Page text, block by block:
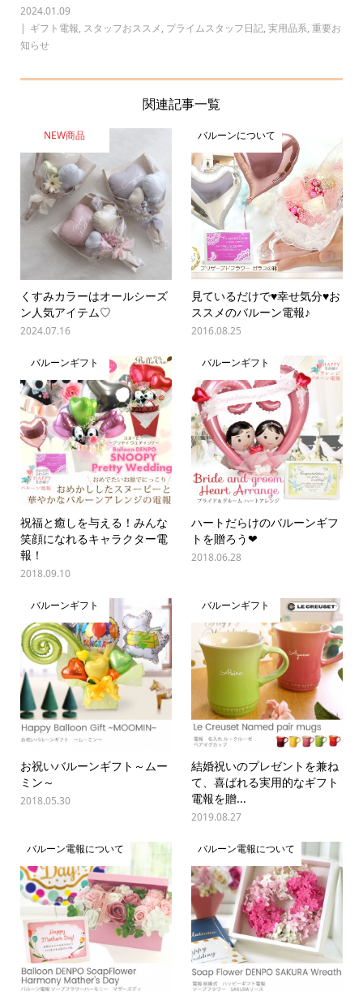
2024.01.09
ギフト電報, スタッフおススメ, プライムスタッフ日記, 実用品系, 重要お
知らせ
関連記事一覧
NEW商品
くすみカラーはオールシーズ
ン人気アイテム♡
2024.07.16
バルーンについて
見ているだけで♥幸せ気分♥お
ススメのバルーン電報♪
2016.08.25
バルーンギフト
祝福と癒しを与える！みんな
笑顔になれるキャラクター電
報！
2018.09.10
バルーンギフト
ハートだらけのバルーンギフ
トを贈ろう❤
2018.06.28
バルーンギフト
お祝いバルーンギフト～ムー
ミン～
2018.05.30
バルーンギフト
結婚祝いのプレゼントを兼ね
て、喜ばれる実用的なギフト
電報を贈...
2019.08.27
バルーン電報について バルーン電報について